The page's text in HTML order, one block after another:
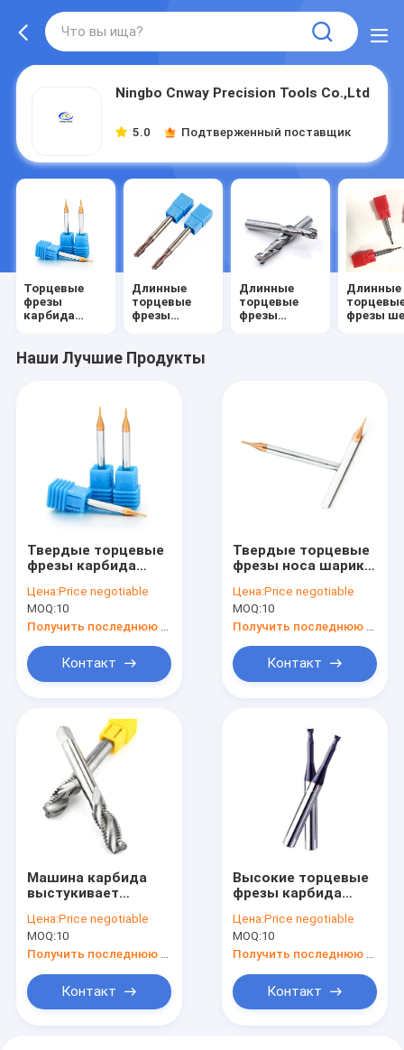
Ningbo Cnway Precision Tools Co.,Ltd
5.0 Подтверженный поставщик
Торцевые
фрезы
карбида
Длинные
торцевые
фрезы
Длинные
торцевые
фрезы
Длинные
фрезы
Наши Лучшие Продукты
Твердые торцевые
фрезы карбида
торцевой фрезы
носа шарика
каннелюры R0.75
Цена:Price negotiable
MOQ:10
Контакт
Твердые торцевые
фрезы носа шарика
карбида вольфрама
2 для стали
Цена:Price negotiable
MOQ:10
Контакт
Машина карбида
выстукивает
карбида вольфрама
M3 M4 M6 твердую
для стали
Цена:Price negotiable
MOQ:10
Контакт
Высокие торцевые
фрезы карбида
твердости 2
каннелюры D4 Hrc65
SX
Цена:Price negotiable
MOQ:10
Контакт